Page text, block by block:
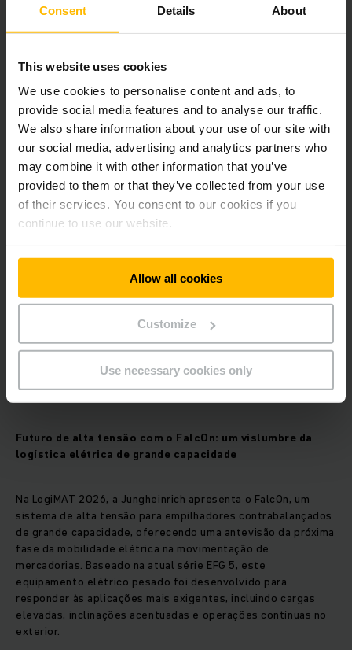
Consent Details About
This website uses cookies
We use cookies to personalise content and ads, to
provide social media features and to analyse our traffic.
We also share information about your use of our site with
our social media, advertising and analytics partners who
may combine it with other information that you’ve
provided to them or that they’ve collected from your use
of their services. You consent to our cookies if you
continue to use our website.
Allow all cookies
Customize
Use necessary cookies only
vibrações e sistemas de assistência modernos contribuem
operações diárias.
Novo retrátil ETV 4i: máxima produtividade com custos
operacionais mínimos
O novo ETV 4i vem ampliar a gama de retráteis elétricos de
elevado desempenho da Jungheinrich para armazéns de
grande altura com exigentes níveis de produtividade.
Concebido para maximizar a eficiência e o desempenho
energético, este equipamento atinge velocidades de
elevação até 1,5 m/s sem carga com o sistema liftingPRO – a
A tecnologia de iões de lítio totalmente integrada garante
elevada disponibilidade, graças a carregamentos rápidos e
de oportunidade, enquanto o design compacto do
equipamento permite otimizar a utilização do espaço em
armazém. O posto de condução ergonomicamente concebido,
precisos e suaves, assegura uma operação segura e
eficiente, mesmo em contextos de utilização intensiva.
Futuro de alta tensão com o FalcOn: um vislumbre da
logística elétrica de grande capacidade
Na LogiMAT 2026, a Jungheinrich apresenta o FalcOn, um
sistema de alta tensão para empilhadores contrabalançados
de grande capacidade, oferecendo uma antevisão da próxima
fase da mobilidade elétrica na movimentação de
mercadorias. Baseado na atual série EFG 5, este
equipamento elétrico pesado foi desenvolvido para
responder às aplicações mais exigentes, incluindo cargas
elevadas, inclinações acentuadas e operações contínuas no
exterior.